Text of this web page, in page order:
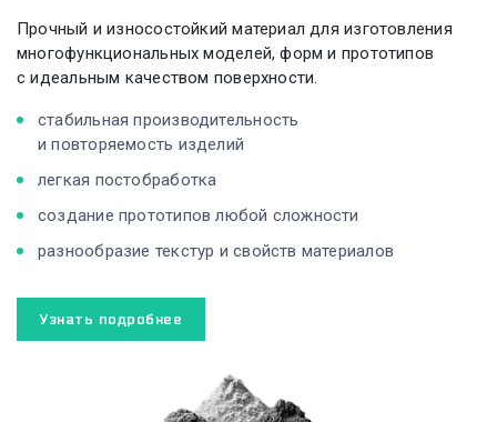
Прочный и износостойкий материал для изготовления
многофункциональных моделей, форм и прототипов
с идеальным качеством поверхности.
стабильная производительность
и повторяемость изделий
легкая постобработка
создание прототипов любой сложности
разнообразие текстур и свойств материалов
Узнать подробнее